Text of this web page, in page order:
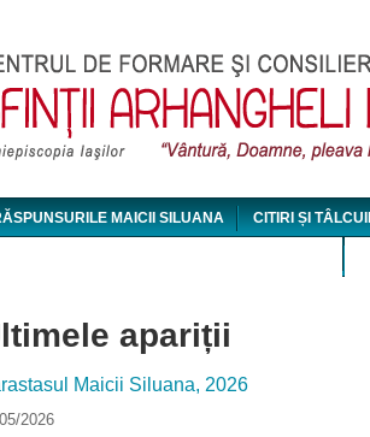
MAICII SILUANA CITIRI ȘI
apariții
Maicii Siluana, 2026
2026